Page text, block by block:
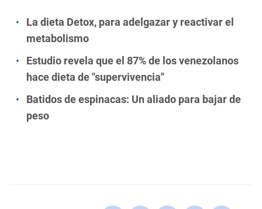
La dieta Detox, para adelgazar y reactivar el
metabolismo
Estudio revela que el 87% de los venezolanos
hace dieta de "supervivencia"
Batidos de espinacas: Un aliado para bajar de
peso